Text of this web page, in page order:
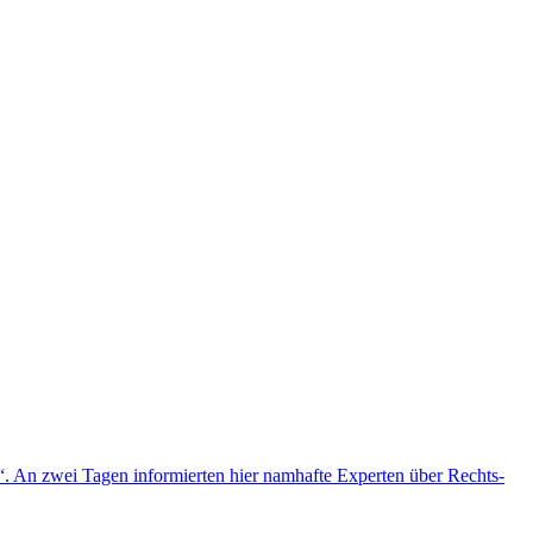
zwei Tagen informierten hier namhafte Experten über Rechts-